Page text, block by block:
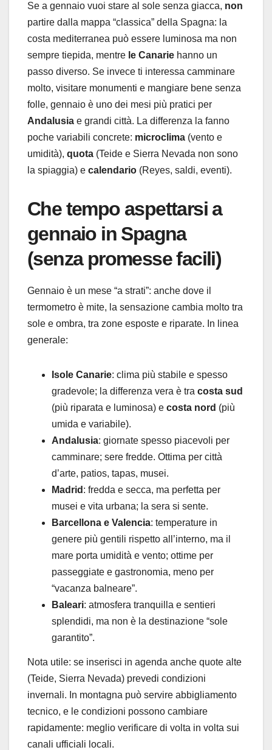
Se a gennaio vuoi stare al sole senza giacca, non
partire dalla mappa “classica” della Spagna: la
costa mediterranea può essere luminosa ma non
sempre tiepida, mentre le Canarie hanno un
passo diverso. Se invece ti interessa camminare
molto, visitare monumenti e mangiare bene senza
folle, gennaio è uno dei mesi più pratici per
Andalusia e grandi città. La differenza la fanno
poche variabili concrete: microclima (vento e
umidità), quota (Teide e Sierra Nevada non sono
la spiaggia) e calendario (Reyes, saldi, eventi).
Che tempo aspettarsi a
gennaio in Spagna
(senza promesse facili)
Gennaio è un mese “a strati”: anche dove il
termometro è mite, la sensazione cambia molto tra
sole e ombra, tra zone esposte e riparate. In linea
generale:
Isole Canarie: clima più stabile e spesso
gradevole; la differenza vera è tra costa sud
(più riparata e luminosa) e costa nord (più
umida e variabile).
Andalusia: giornate spesso piacevoli per
camminare; sere fredde. Ottima per città
d’arte, patios, tapas, musei.
Madrid : fredda e secca, ma perfetta per
musei e vita urbana; la sera si sente.
Barcellona e Valencia: temperature in
genere più gentili rispetto all’interno, ma il
mare porta umidità e vento; ottime per
passeggiate e gastronomia, meno per
“vacanza balneare”.
Baleari: atmosfera tranquilla e sentieri
splendidi, ma non è la destinazione “sole
garantito”.
Nota utile: se inserisci in agenda anche quote alte
(Teide, Sierra Nevada) prevedi condizioni
invernali. In montagna può servire abbigliamento
tecnico, e le condizioni possono cambiare
rapidamente: meglio verificare di volta in volta sui
canali ufficiali locali.